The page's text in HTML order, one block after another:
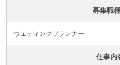
募集職
ウェディングプランナー
仕事内